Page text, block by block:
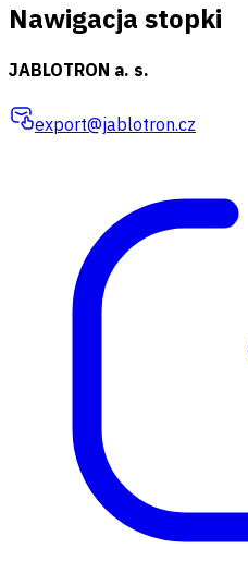
Nawigacja stopki
JABLOTRON a. s.
export@jablotron.cz